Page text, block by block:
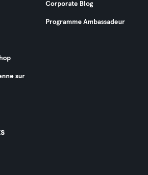
sur
Corporate Blog
Programme Ambassadeur